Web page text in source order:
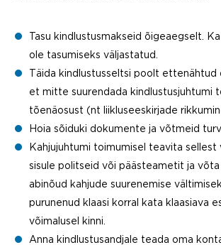
Tasu kindlustusmakseid õigeaegselt.
ole tasumiseks väljastatud.
Täida kindlustusseltsi poolt ettenähtud
et mitte suurendada kindlustusjuhtumi
tõenäosust (nt liikluseeskirjade
Hoia sõiduki dokumente ja võtmeid
Kahjujuhtumi toimumisel teavita sellest
sisule politseid või päästeametit ja võta
abinõud kahjude suurenemise
purunenud klaasi korral kata klaasiava
võimalusel kinni.
Anna kindlustusandjale teada oma